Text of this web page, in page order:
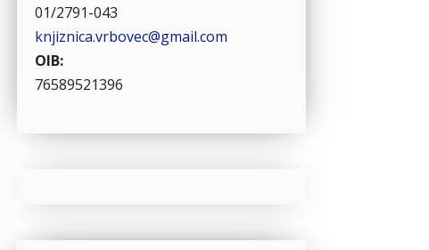
01/2791-043
knjiznica.vrbovec@gmail.com
OIB:
76589521396